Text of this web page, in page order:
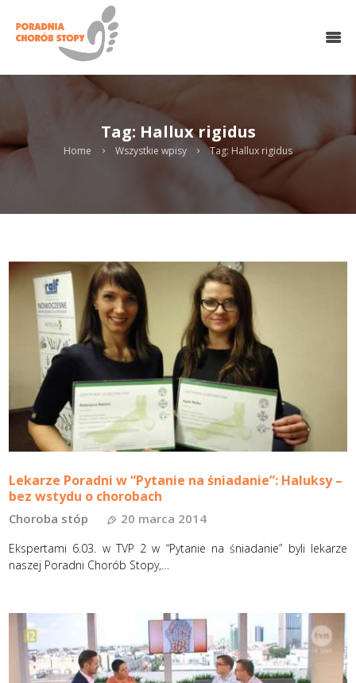
Tag: Hallux rigidus
Home Wszystkie wpisy Tag: Hallux rigidus
HALUKSY
CHOROBY STOPY
CHIRURGIA MINIINWAZYJNA
MEDYCYNA REGENERACYJNA
Search
twitter gpluslinkedin
Lekarze Poradni w “Pytanie na śniadanie”: Haluksy –
bez wstydu o chorobach
Choroba stóp 20 marca 2014
Ekspertami 6.03. w TVP 2 w “Pytanie na śniadanie” byli lekarze
naszej Poradni Chorób Stopy,…